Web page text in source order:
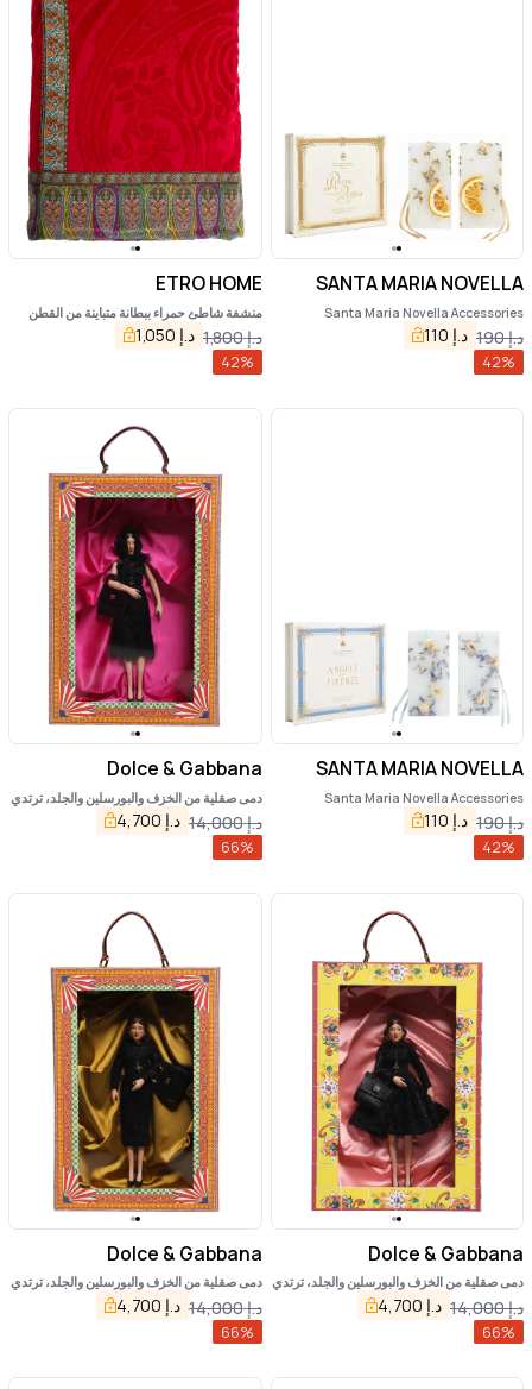
SANTA MARIA NOVELLA
Santa Maria Novella Accessories
د.إ190 د.إ 110
42%
ETRO HOME
منشفة شاطئ حمراء ببطانة متباينة من القطن
للمنزلد.إ1,800 د.إ 1,050
42%
SANTA MARIA NOVELLA
Santa Maria Novella Accessories
د.إ190 د.إ 110
42%
Dolce & Gabbana
دمى صقلية من الخزف والبورسلين والجلد، ترتدي
فساتين سوداءد.إ14,000 د.إ 4,700
66%
Dolce & Gabbana
دمى صقلية من الخزف والبورسلين والجلد، ترتدي
فساتين سوداءد.إ14,000 د.إ 4,700
66%
Dolce & Gabbana
دمى صقلية من الخزف والبورسلين والجلد، ترتدي
فساتين سوداءد.إ14,000 د.إ 4,700
66%